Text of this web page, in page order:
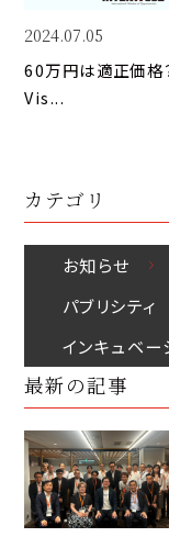
2024.07.05
60万円は適正価格
Vis...
カテゴリ
お知らせ
パブリシティ
インキュベー
最新の記事